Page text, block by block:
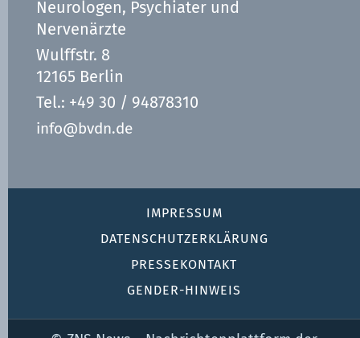
Neurologen, Psychiater und
Nervenärzte
Wulffstr. 8
12165 Berlin
Tel.: +49 30 / 94878310
info@bvdn.de
IMPRESSUM
DATENSCHUTZ­ERKLÄRUNG
PRESSEKONTAKT
GENDER-HINWEIS